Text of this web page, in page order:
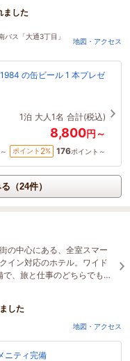
ました
ス「大通3丁目」
地図・アクセス
の缶ビール 1 本プレゼ
1泊 大人1名 合計(税込)
8,800円～
ポイント 2% 176ポイント～
（24件）
の中心にある、全室スマー
イン対応のホテル。ワイド
、旅と仕事のどちらでも気
いい拠点”に。
した
地図・アクセス
ニティ完備